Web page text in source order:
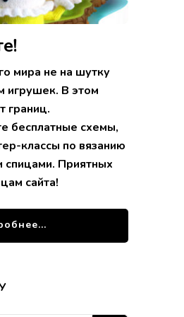
мира не на шутку
игрушек. В этом
границ.
бесплатные схемы,
классы по вязанию
Приятных
сайта!